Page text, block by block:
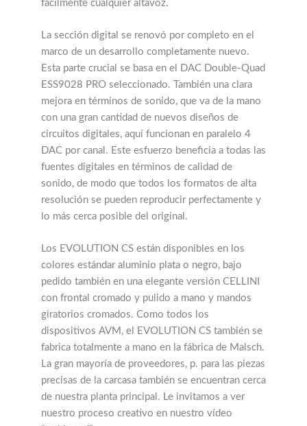
fácilmente cualquier altavoz.
La sección digital se renovó por completo en el
marco de un desarrollo completamente nuevo.
Esta parte crucial se basa en el DAC Double-Quad
ESS9028 PRO seleccionado. También una clara
mejora en términos de sonido, que va de la mano
con una gran cantidad de nuevos diseños de
circuitos digitales, aquí funcionan en paralelo 4
DAC por canal. Este esfuerzo beneficia a todas las
fuentes digitales en términos de calidad de
sonido, de modo que todos los formatos de alta
resolución se pueden reproducir perfectamente y
lo más cerca posible del original.
Los EVOLUTION CS están disponibles en los
colores estándar aluminio plata o negro, bajo
pedido también en una elegante versión CELLINI
con frontal cromado y pulido a mano y mandos
giratorios cromados. Como todos los
dispositivos AVM, el EVOLUTION CS también se
fabrica totalmente a mano en la fábrica de Malsch.
La gran mayoría de proveedores, p. para las piezas
precisas de la carcasa también se encuentran cerca
de nuestra planta principal. Le invitamos a ver
nuestro proceso creativo en nuestro vídeo